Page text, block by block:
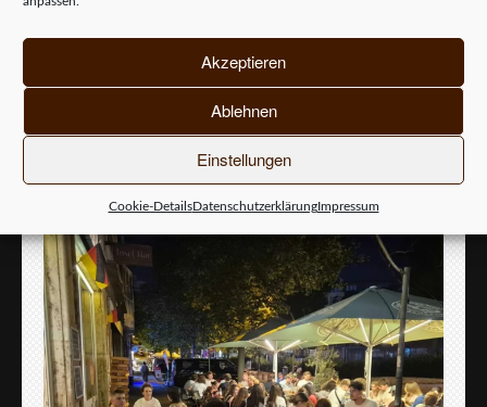
Akzeptieren
Ablehnen
Einstellungen
Cookie-DetailsDatenschutzerklärungImpressum